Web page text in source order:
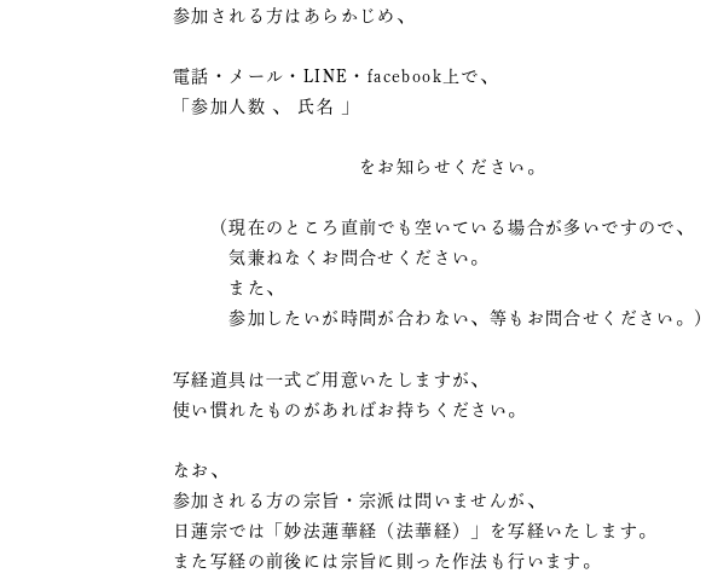
参加される方はあらかじめ、
電話・メール・LINE・facebook上で、
「参加人数 、 氏名 」
をお知らせください。
（現在のところ直前でも空いている場合が多いですので、
気兼ねなくお問合せください。
また、
参加したいが時間が合わない、等もお問合せください。）
写経道具は一式ご用意いたしますが、
使い慣れたものがあればお持ちください。
なお、
参加される方の宗旨・宗派は問いませんが、
日蓮宗では「妙法蓮華経（法華経）」を写経いたします。
また写経の前後には宗旨に則った作法も行います。